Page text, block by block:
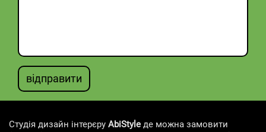
відправити
Студія дизайн інтерєру AbiStyle де можна замовити